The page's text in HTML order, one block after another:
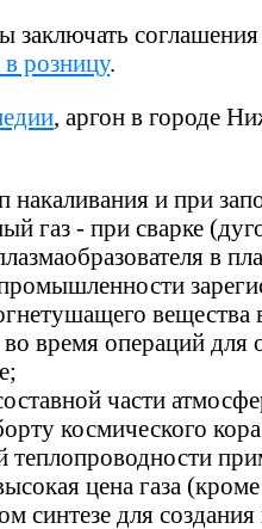
заключать
в розницу.
, аргон в городе
накаливания и при
газ - при сварке
в
время операций для
части
космического
теплопроводности
цена газа
синтезе для